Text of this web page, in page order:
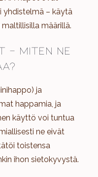
– käytä
määrillä.
– miten ne
ja
happamia, ja
käyttö voi tuntua
ne eivät
toistensa
ihon sietokyvystä.